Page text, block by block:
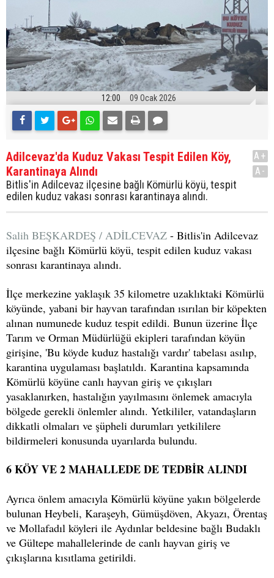
12:00 09 Ocak 2026
Adilcevaz'da Kuduz Vakası Tespit Edilen Köy,
Karantinaya Alındı
Bitlis'in Adilcevaz ilçesine bağlı Kömürlü köyü, tespit
edilen kuduz vakası sonrası karantinaya alındı.
A+
A-
Salih BEŞKARDEŞ / ADİLCEVAZ - Bitlis'in Adilcevaz
ilçesine bağlı Kömürlü köyü, tespit edilen kuduz vakası
sonrası karantinaya alındı.
İlçe merkezine yaklaşık 35 kilometre uzaklıktaki Kömürlü
köyünde, yabani bir hayvan tarafından ısırılan bir köpekten
alınan numunede kuduz tespit edildi. Bunun üzerine İlçe
Tarım ve Orman Müdürlüğü ekipleri tarafından köyün
girişine, 'Bu köyde kuduz hastalığı vardır' tabelası asılıp,
karantina uygulaması başlatıldı. Karantina kapsamında
Kömürlü köyüne canlı hayvan giriş ve çıkışları
yasaklanırken, hastalığın yayılmasını önlemek amacıyla
bölgede gerekli önlemler alındı. Yetkililer, vatandaşların
dikkatli olmaları ve şüpheli durumları yetkililere
bildirmeleri konusunda uyarılarda bulundu.
6 KÖY VE 2 MAHALLEDE DE TEDBİR ALINDI
Ayrıca önlem amacıyla Kömürlü köyüne yakın bölgelerde
bulunan Heybeli, Karaşeyh, Gümüşdöven, Akyazı, Örentaş
ve Mollafadıl köyleri ile Aydınlar beldesine bağlı Budaklı
ve Gültepe mahallelerinde de canlı hayvan giriş ve
çıkışlarına kısıtlama getirildi.